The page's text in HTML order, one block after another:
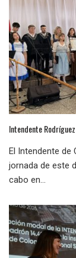
Intendente
El Intendente de
jornada de este
cabo en...